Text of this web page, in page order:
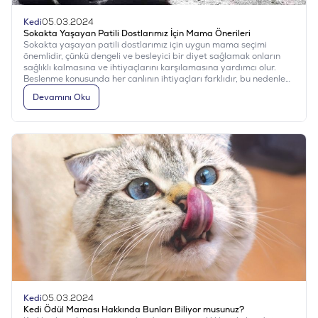
Kedi05.03.2024
Sokakta Yaşayan Patili Dostlarımız İçin Mama Önerileri
Sokakta yaşayan patili dostlarımız için uygun mama seçimi
önemlidir, çünkü dengeli ve besleyici bir diyet sağlamak onların
sağlıklı kalmasına ve ihtiyaçlarını karşılamasına yardımcı olur.
Beslenme konusunda her canlının ihtiyaçları farklıdır, bu nedenle
sokakta yaşayan canlarımız için en uygun mama seçeneklerini
belirlemek, veteriner hekimden veya bir beslenme uzmanından
tavsiye almak önemlidir. Ayrıca, mama verirken suyun da daima
bulunması ve temiz olması gerektiğini unutmamak gerekir.
Devamını Oku
Kedi05.03.2024
Kedi Ödül Maması Hakkında Bunları Biliyor musunuz?